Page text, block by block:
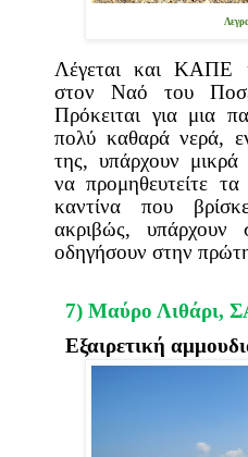
Λέγεται και ΚΑΠΕ
στον Ναό του
Πρόκειται για μια
πολύ καθαρά νερά,
της, υπάρχουν μικρά
να προμηθευτείτε
καντίνα που
ακριβώς,
οδηγήσουν στην
7) Μαύρο Λιθάρι,
Εξαιρετική